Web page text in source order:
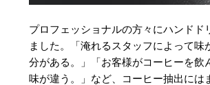
プロフェッショナルの方々にハンド
ました。「淹れるスタッフによって
分がある。」「お客様がコーヒーを
味が違う。」など、コーヒー抽出には